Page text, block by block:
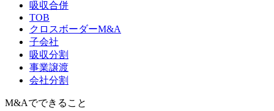
吸収合併
TOB
クロスボーダーM&A
子会社
吸収分割
事業譲渡
会社分割
M&Aでできること